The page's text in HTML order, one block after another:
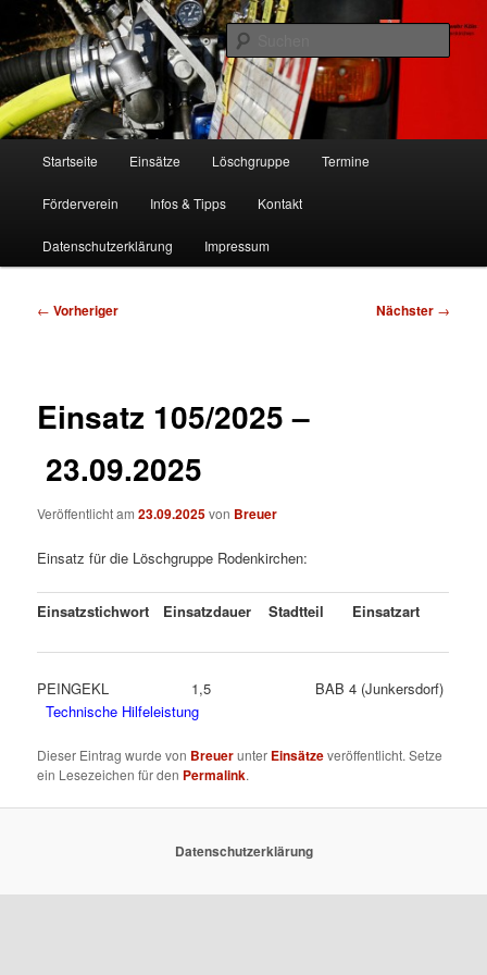
Zum
primären
Inhalt
springenFF Köln, LG RD
Freiwillige Feuerwehr Köln, Löschgruppe Rodenkirchen
Startseite Einsätze Löschgruppe Termine
Förderverein Infos & Tipps Kontakt
Datenschutzerklärung Impressum
Beitragsnavigation
← Vorheriger Nächster →
Einsatz 105/2025 –
23.09.2025
Veröffentlicht am23.09.2025von Breuer
Einsatz für die Löschgruppe Rodenkirchen:
Einsatzstichwort Einsatzdauer Stadtteil Einsatzart
PEINGEKL 1,5 BAB 4 (Junkersdorf)
Technische Hilfeleistung
Dieser Eintrag wurde von Breuerunter Einsätzeveröffentlicht. Setze
ein Lesezeichen für den Permalink.
Datenschutzerklärung